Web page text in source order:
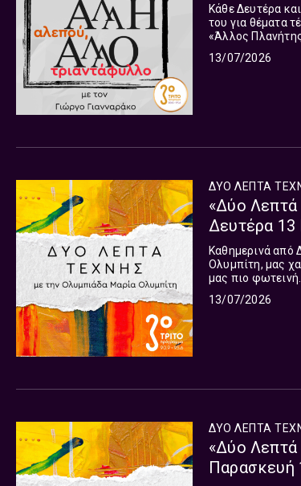
Κάθε Δευτέρα
του για θέματα
«Άλλος
13/07/2026
ΔΥΟ ΛΕΠΤΑ
«Δύο Λεπτά
Δευτέρα 13
Καθημερινά από
Ολυμπίτη, μας
μας πιο
13/07/2026
ΔΥΟ ΛΕΠΤΑ
«Δύο Λεπτά
Παρασκευή